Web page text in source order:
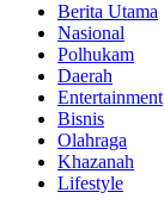
Berita Utama
Nasional
Polhukam
Daerah
Entertainment
Bisnis
Olahraga
Khazanah
Lifestyle